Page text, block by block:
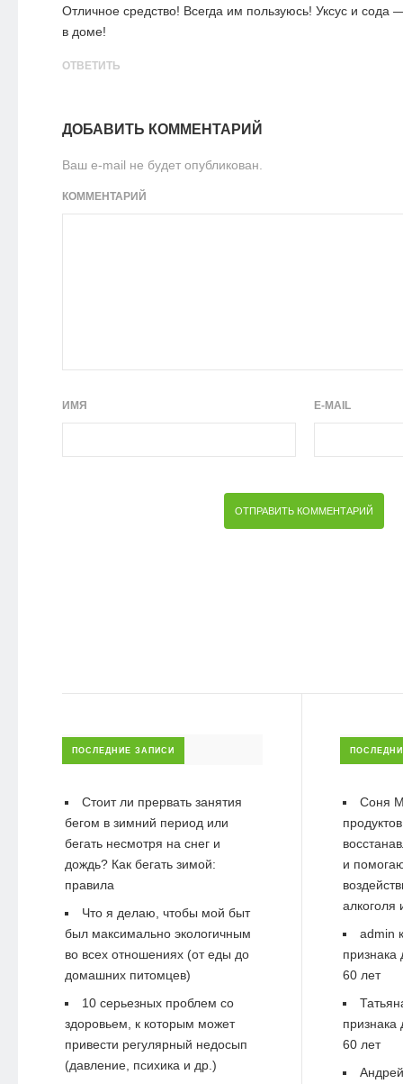
Отличное средство! Всегда им пользуюсь! Уксус и сода
в доме!
ОТВЕТИТЬ
ДОБАВИТЬ КОММЕНТАРИЙ
Ваш e-mail не будет опубликован.
КОММЕНТАРИЙ
ИМЯ E-MAIL
ПОСЛЕДНИЕ ЗАПИСИ
Стоит ли прервать занятия
бегом в зимний период или
бегать несмотря на снег и
дождь? Как бегать зимой:
правила
Что я делаю, чтобы мой быт
был максимально экологичным
во всех отношениях (от еды до
домашних питомцев)
10 серьезных проблем со
здоровьем, к которым может
привести регулярный недосып
(давление, психика и др.)
Соня
и
алкоголя
admin
60 лет
60 лет
Андрей